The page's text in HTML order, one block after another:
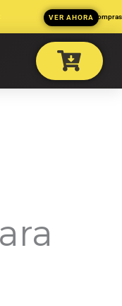
3 MSI en
VER AHORA